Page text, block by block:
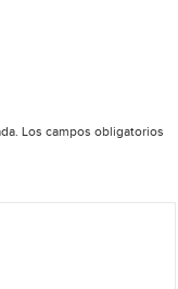
Los campos obligatorios